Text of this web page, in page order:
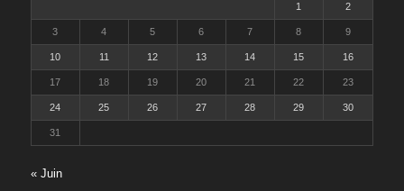
1 2
3 4 5 6 7 8 9
10 11 12 13 14 15 16
17 18 19 20 21 22 23
24 25 26 27 28 29 30
31
« Juin